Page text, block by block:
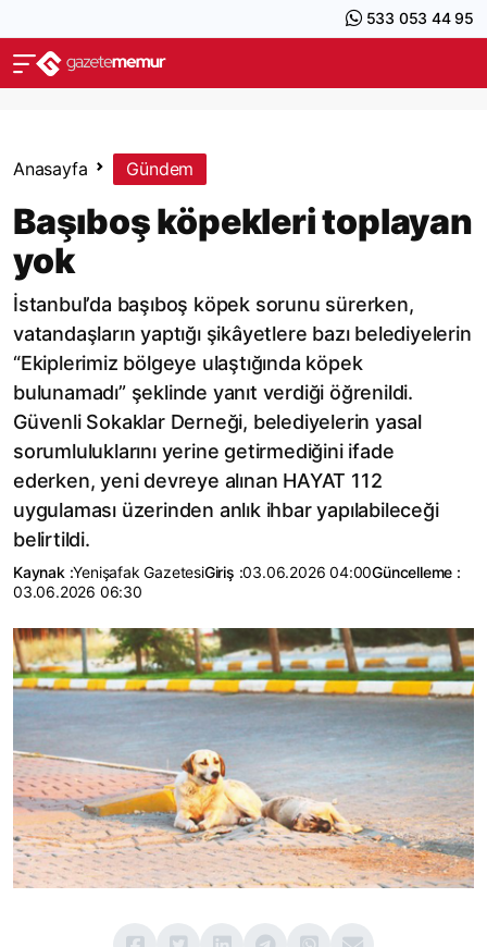
533 053 44 95
Anasayfa Gündem
Başıboş köpekleri toplayan
yok
İstanbul’da başıboş köpek sorunu sürerken,
vatandaşların yaptığı şikâyetlere bazı belediyelerin
“Ekiplerimiz bölgeye ulaştığında köpek
bulunamadı” şeklinde yanıt verdiği öğrenildi.
Güvenli Sokaklar Derneği, belediyelerin yasal
sorumluluklarını yerine getirmediğini ifade
ederken, yeni devreye alınan HAYAT 112
uygulaması üzerinden anlık ihbar yapılabileceği
belirtildi.
Kaynak :Yenişafak GazetesiGiriş :03.06.2026 04:00Güncelleme :
03.06.2026 06:30